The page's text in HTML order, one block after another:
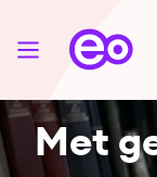
Met